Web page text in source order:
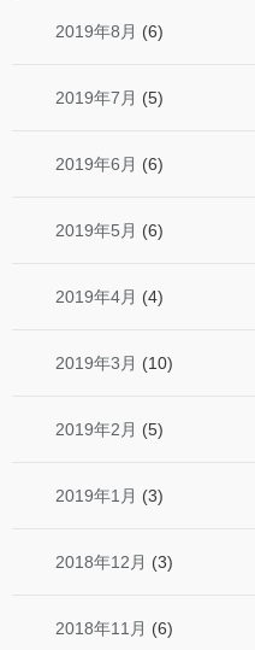
2019年8月 (6)
2019年7月 (5)
2019年6月 (6)
2019年5月 (6)
2019年4月 (4)
2019年3月 (10)
2019年2月 (5)
2019年1月 (3)
2018年12月 (3)
2018年11月 (6)